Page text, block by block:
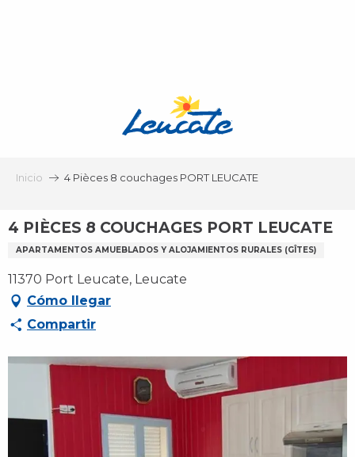
Inicio 4 Pièces 8 couchages PORT LEUCATE
4 PIÈCES 8 COUCHAGES PORT LEUCATE
APARTAMENTOS AMUEBLADOS Y ALOJAMIENTOS RURALES (GÎTES)
11370 Port Leucate, Leucate
Cómo llegar
Compartir